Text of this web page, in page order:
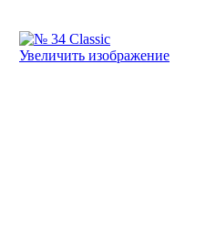
Увеличить изображение